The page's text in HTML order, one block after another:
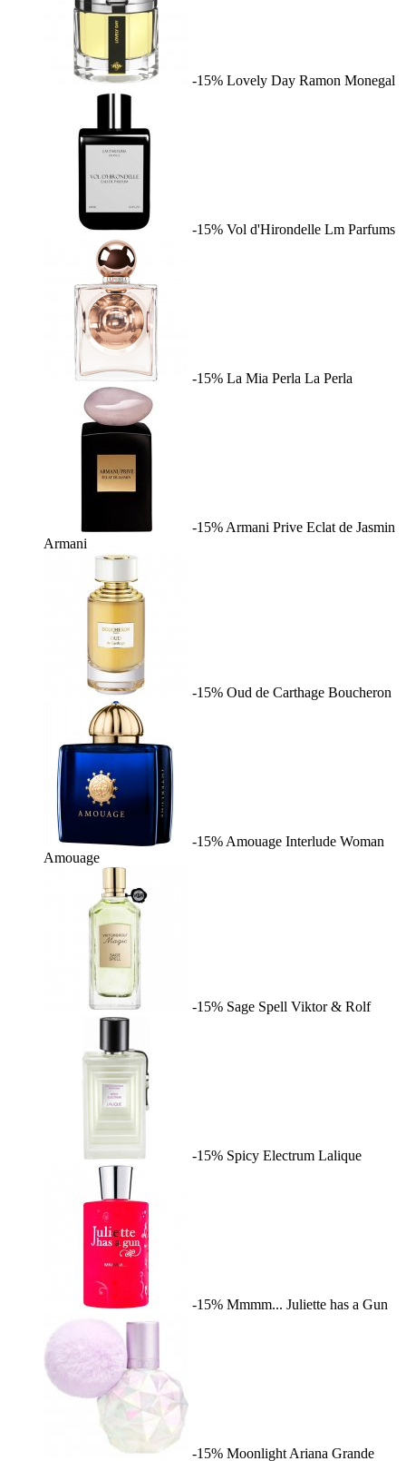
-15% Lovely Day Ramon Monegal
-15% Vol d'Hirondelle Lm Parfums
-15% La Mia Perla La Perla
-15% Armani Prive Eclat de Jasmin
Armani
-15% Oud de Carthage Boucheron
-15% Amouage Interlude Woman
Amouage
-15% Sage Spell Viktor & Rolf
-15% Spicy Electrum Lalique
-15% Mmmm... Juliette has a Gun
-15% Moonlight Ariana Grande